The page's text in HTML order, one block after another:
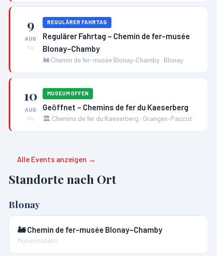
9
AUG
So
REGULÄRER FAHRTAG
Regulärer Fahrtag – Chemin de fer-musée
Blonay–Chamby
🚂 Chemin de fer-musée Blonay–Chamby · Blonay
10
AUG
Mo
MUSEUM OFFEN
Geöffnet – Chemins de fer du Kaeserberg
🏛️ Chemins de fer du Kaeserberg · Granges-Paccot
Alle Events anzeigen →
Standorte nach Ort
Blonay
🚂Chemin de fer-musée Blonay–Chamby
Museumsbahn